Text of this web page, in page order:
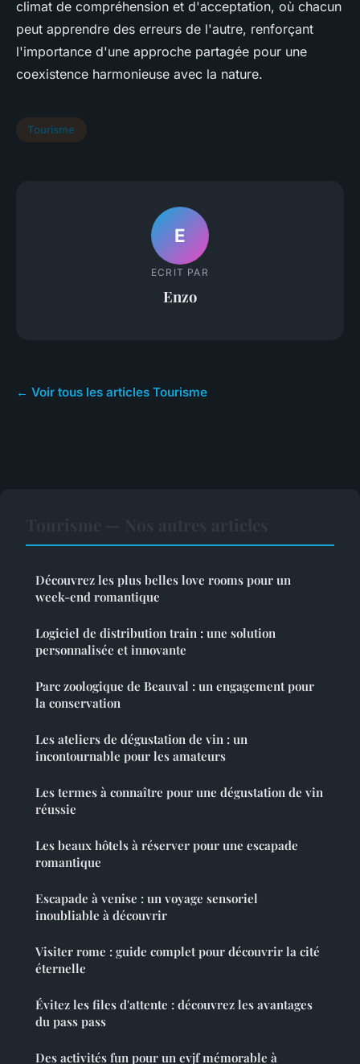
climat de compréhension et d'acceptation, où chacun
peut apprendre des erreurs de l'autre, renforçant
l'importance d'une approche partagée pour une
coexistence harmonieuse avec la nature.
Tourisme
E
ECRIT PAR
Enzo
← Voir tous les articles Tourisme
Découvrez les plus belles love rooms pour un
week-end romantique
Logiciel de distribution train : une solution
personnalisée et innovante
Parc zoologique de Beauval : un engagement pour
la conservation
Les ateliers de dégustation de vin : un
incontournable pour les amateurs
Les termes à connaître pour une dégustation de vin
réussie
Les beaux hôtels à réserver pour une escapade
romantique
Escapade à venise : un voyage sensoriel
inoubliable à découvrir
Visiter rome : guide complet pour découvrir la cité
éternelle
Évitez les files d'attente : découvrez les avantages
du pass pass
Des activités fun pour un evjf mémorable à